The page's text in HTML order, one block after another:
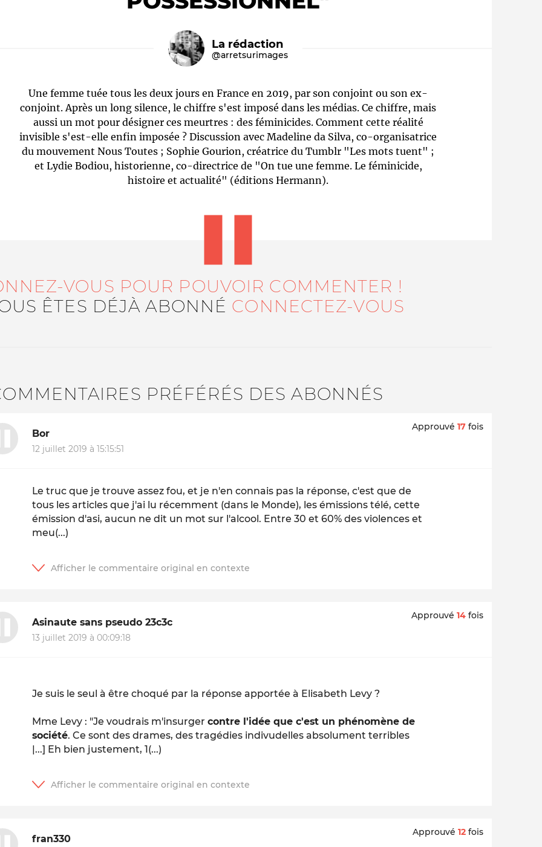
Le médiateur L'équipe Qui sommes-nous ?
La rédaction
@arretsurimages
Une femme tuée tous les deux jours en France en 2019, par son conjoint ou son ex-
conjoint. Après un long silence, le chiffre s'est imposé dans les médias. Ce chiffre, mais
aussi un mot pour désigner ces meurtres : des féminicides. Comment cette réalité
invisible s'est-elle enfin imposée ? Discussion avec Madeline da Silva, co-organisatrice
du mouvement Nous Toutes ; Sophie Gourion, créatrice du Tumblr "Les mots tuent" ;
et Lydie Bodiou, historienne, co-directrice de "On tue une femme. Le féminicide,
histoire et actualité" (éditions Hermann).
VOUS POUR POUVOIR COMMENTER !
ÊTES DÉJÀ ABONNÉ CONNECTEZ-VOUS
PRÉFÉRÉS DES ABONNÉS
Bor
12 juillet 2019 à 15:15:51
Approuvé 17 fois
Le truc que je trouve assez fou, et je n'en connais pas la réponse, c'est que de
tous les articles que j'ai lu récemment (dans le Monde), les émissions télé, cette
émission d'asi, aucun ne dit un mot sur l'alcool. Entre 30 et 60% des violences et
meu(...)
Asinaute sans pseudo 23c3c
13 juillet 2019 à 00:09:18
Approuvé 14 fois
Je suis le seul à être choqué par la réponse apportée à Elisabeth Levy ?
Mme Levy : "Je voudrais m'insurgercontre l'idée que c'est un phénomène de
société. Ce sont des drames, des tragédies indivudelles absolument terribles
|...] Eh bien justement, 1(...)
fran330
Approuvé 12 fois